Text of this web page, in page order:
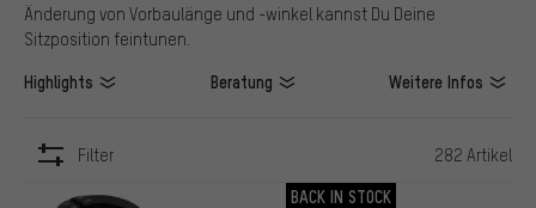
Änderung von Vorbaulänge und -winkel kannst Du Deine
Sitzposition feintunen.
Highlights Beratung Weitere Infos
Filter 282 Artikel
ARTIKEL BACK IN STOCK